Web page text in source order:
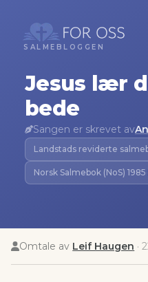
SALMEBLOGGEN
Jesus lær
bede
Sangen er skrevet av
Landstads reviderte
Norsk Salmebok (NoS) 1985·
Omtale av Leif Haugen ·